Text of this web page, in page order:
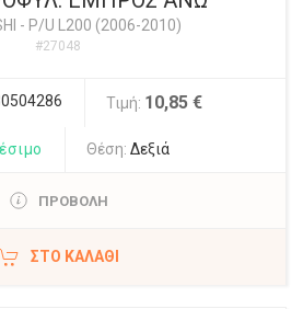
- P/U L200 (2006-2010)
#27048
Τιμή: 10,85 €
Θέση: Δεξιά
ΠΡΟΒΟΛΗ
ΣΤΟ ΚΑΛΆΘΙ